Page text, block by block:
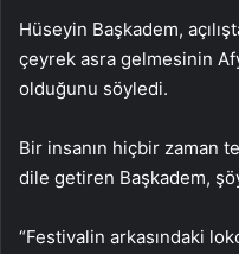
Hüseyin Başkadem,
çeyrek asra gelmesinin
olduğunu söyledi.
Bir insanın hiçbir zaman
dile getiren Başkadem,
“Festivalin arkasındaki